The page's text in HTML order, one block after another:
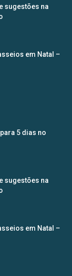
sugestões na
em Natal –
5 dias no
sugestões na
em Natal –